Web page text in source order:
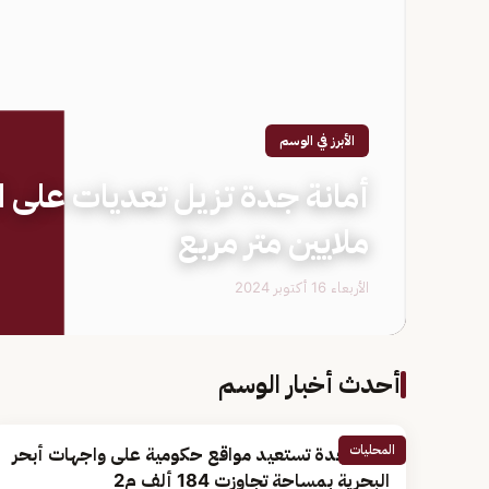
الأبرز في الوسم
ملايين متر مربع
الأربعاء 16 أكتوبر 2024
أحدث أخبار الوسم
المحليات
أمانة جدة تستعيد مواقع حكومية على واجهات أبحر
البحرية بمساحة تجاوزت 184 ألف م2